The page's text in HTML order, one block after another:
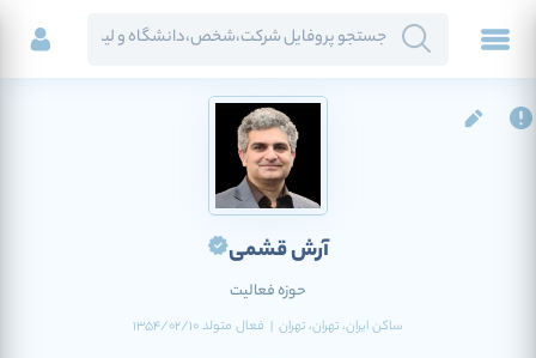
آرش قشمی
حوزه فعالیت
ساکنایران، تهران، تهران | فعال متولد1354/02/10